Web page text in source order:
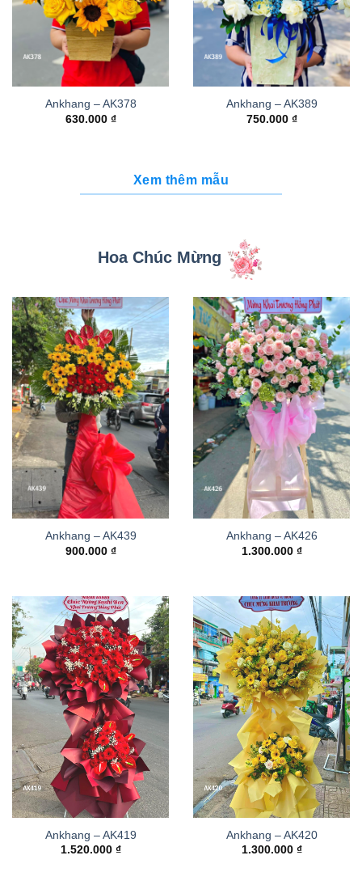
Ankhang – AK378
630.000 ₫
Ankhang – AK389
750.000 ₫
Xem thêm mẫu
Hoa Chúc Mừng
Ankhang – AK439
900.000 ₫
Ankhang – AK426
1.300.000 ₫
Ankhang – AK419
1.520.000 ₫
Ankhang – AK420
1.300.000 ₫